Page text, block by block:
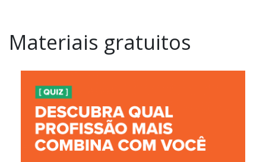
Materiais gratuitos